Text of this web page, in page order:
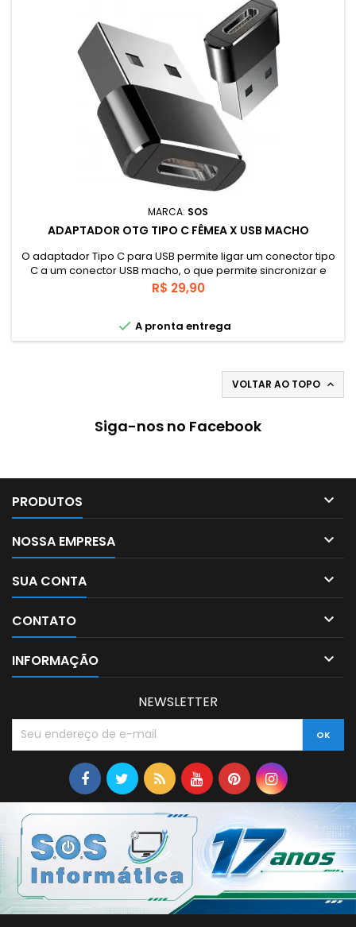
MARCA: SOS
ADAPTADOR OTG TIPO C FÊMEA X USB MACHO
O adaptador Tipo C para USB permite ligar um conector tipo
C a um conector USB macho, o que permite sincronizar e
carregar o seu dispositivo.
Preço
R$ 29,90
 A pronta entrega
VOLTAR AO TOPO 
Siga-nos no Facebook
PRODUTOS 
NOSSA EMPRESA 
SUA CONTA 
CONTATO 
INFORMAÇÃO 
NEWSLETTER